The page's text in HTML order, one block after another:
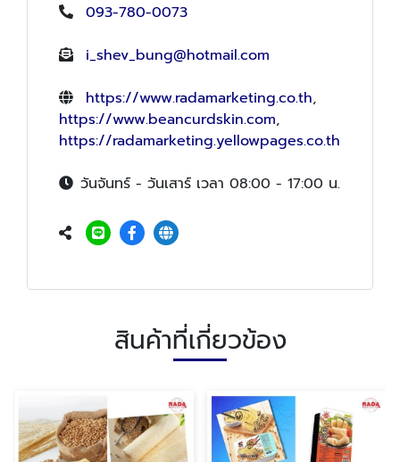
093-780-0073
i_shev_bung@hotmail.com
https://www.radamarketing.co.th,
https://www.beancurdskin.com,
https://radamarketing.yellowpages.co.th
วันจันทร์ - วันเสาร์ เวลา 08:00 - 17:00 น.
สินค้าที่เกี่ยวข้อง